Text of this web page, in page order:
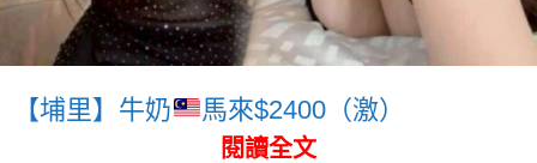
【埔里】牛奶 馬來$2400（激）
閱讀全文